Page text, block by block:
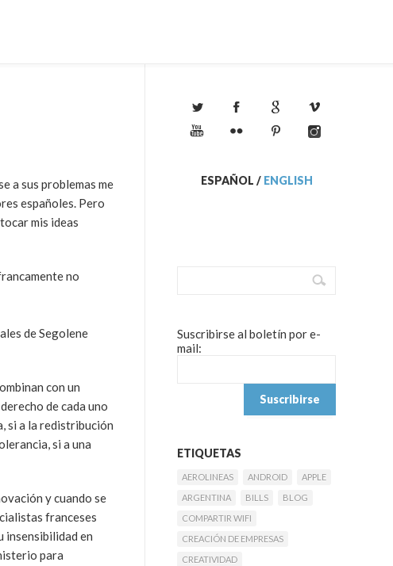
a sus problemas me
españoles. Pero
mis ideas
no
de Segolene
con un
de cada uno
si a la redistribución
si a una
y cuando se
franceses
insensibilidad en
para
ESPAÑOL / ENGLISH
Suscribirse al boletín por e-
mail:
ETIQUETAS
AEROLINEAS ANDROID
APPLE
ARGENTINA
BILLS
BLOG
COMPARTIR WIFI
CREACIÓN DE EMPRESAS
CREATIVIDAD